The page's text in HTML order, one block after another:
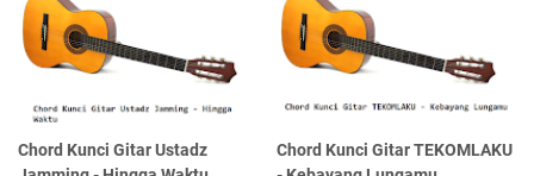
Chord Kunci Gitar Ustadz
Chord Kunci Gitar TEKOMLAKU